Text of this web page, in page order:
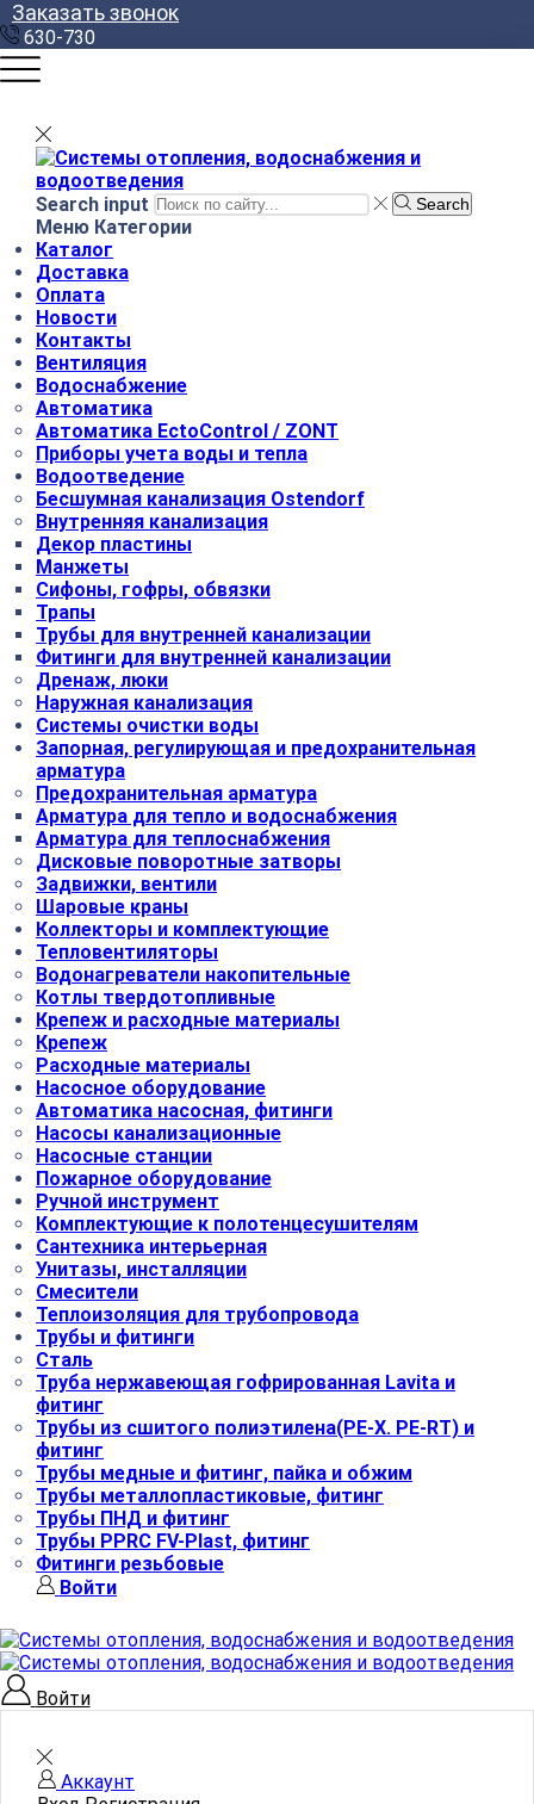
Заказать звонок
630-730
Search input Search
Меню Категории
Каталог
Доставка
Оплата
Новости
Контакты
Вентиляция
Водоснабжение
Автоматика
Автоматика EctoControl / ZONT
Приборы учета воды и тепла
Водоотведение
Бесшумная канализация Ostendorf
Внутренняя канализация
Декор пластины
Манжеты
Сифоны, гофры, обвязки
Трапы
Трубы для внутренней канализации
Фитинги для внутренней канализации
Дренаж, люки
Наружная канализация
Системы очистки воды
Запорная, регулирующая и предохранительная
арматура
Предохранительная арматура
Арматура для тепло и водоснабжения
Арматура для теплоснабжения
Дисковые поворотные затворы
Задвижки, вентили
Шаровые краны
Коллекторы и комплектующие
Тепловентиляторы
Водонагреватели накопительные
Котлы твердотопливные
Крепеж и расходные материалы
Крепеж
Расходные материалы
Насосное оборудование
Автоматика насосная, фитинги
Насосы канализационные
Насосные станции
Пожарное оборудование
Ручной инструмент
Комплектующие к полотенцесушителям
Сантехника интерьерная
Унитазы, инсталляции
Смесители
Теплоизоляция для трубопровода
Трубы и фитинги
Сталь
Труба нержавеющая гофрированная Lavita и
фитинг
Трубы из сшитого полиэтилена(РЕ-Х. PE-RT) и
фитинг
Трубы медные и фитинг, пайка и обжим
Трубы металлопластиковые, фитинг
Трубы ПНД и фитинг
Трубы РРRC FV-Plast, фитинг
Фитинги резьбовые
Войти
Войти
Аккаунт